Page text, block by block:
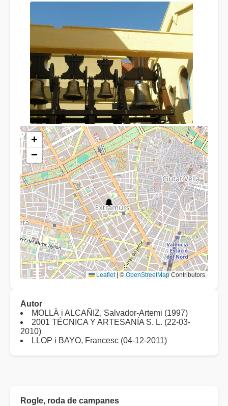
+
−
Leaflet | ©OpenStreetMapContributors
Autor
MOLLÀ i ALCAÑIZ, Salvador-Artemi (1997)
2001 TÉCNICA Y ARTESANÍA S. L. (22-03-
2010)
LLOP i BAYO, Francesc (04-12-2011)
Rogle, roda de campanes